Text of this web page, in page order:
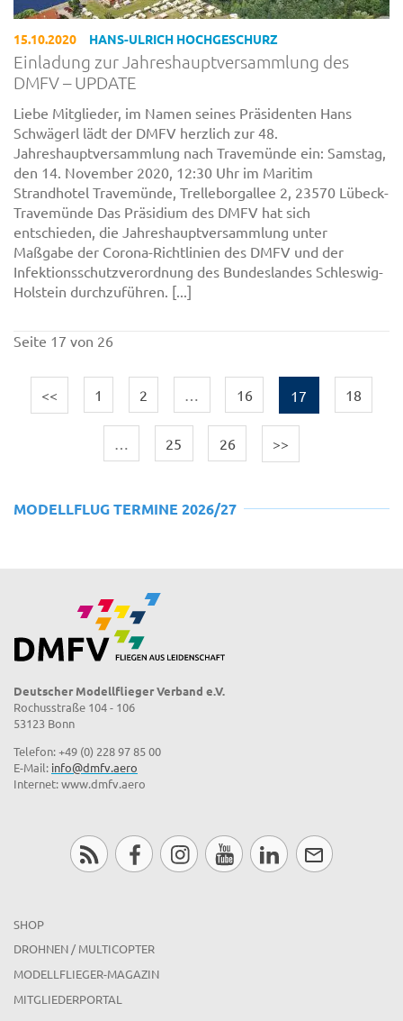
15.10.2020 HANS-ULRICH HOCHGESCHURZ
Einladung zur Jahreshauptversammlung des
DMFV – UPDATE
Liebe Mitglieder, im Namen seines Präsidenten Hans
Schwägerl lädt der DMFV herzlich zur 48.
Jahreshauptversammlung nach Travemünde ein: Samstag,
den 14. November 2020, 12:30 Uhr im Maritim
Strandhotel Travemünde, Trelleborgallee 2, 23570 Lübeck-
Travemünde Das Präsidium des DMFV hat sich
entschieden, die Jahreshauptversammlung unter
Maßgabe der Corona-Richtlinien des DMFV und der
Infektionsschutzverordnung des Bundeslandes Schleswig-
Holstein durchzuführen. [...]
Seite 17 von 26
<< 1 2 … 16 17 18
… 25 26 >>
MODELLFLUG TERMINE 2026/27
Deutscher Modellflieger Verband e.V.
Rochusstraße 104 - 106
53123 Bonn
Telefon: +49 (0) 228 97 85 00
E-Mail: info@dmfv.aero
Internet: www.dmfv.aero
SHOP
DROHNEN / MULTICOPTER
MODELLFLIEGER-MAGAZIN
MITGLIEDERPORTAL